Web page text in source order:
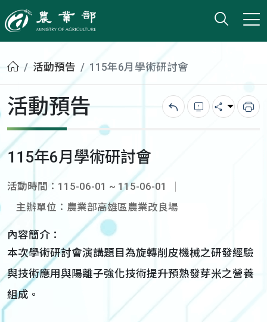
農業部
打開
小版
首頁活動預告 115年6月學術研討會
活動預告 回上一頁錯誤回報
分享 列
115年6月學術研討會
活動時間：115-06-01 ~ 115-06-01
主辦單位：農業部高雄區農業改良場
內容簡介：
本次學術研討會演講題目為旋轉削皮機械之研發經驗
與技術應用與陽離子強化技術提升預熟發芽米之營養
組成。